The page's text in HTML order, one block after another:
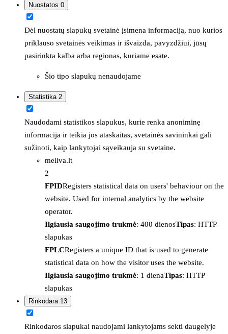
Nuostatos 0
Dėl nuostatų slapukų svetainė įsimena informaciją, nuo kurios
priklauso svetainės veikimas ir išvaizda, pavyzdžiui, jūsų
pasirinkta kalba arba regionas, kuriame esate.
Šio tipo slapukų nenaudojame
Statistika 2
Naudodami statistikos slapukus, kurie renka anoniminę
informacija ir teikia jos ataskaitas, svetainės savininkai gali
sužinoti, kaip lankytojai sąveikauja su svetaine.
meliva.lt
2
FPIDRegisters statistical data on users' behaviour on the
website. Used for internal analytics by the website
operator.
Ilgiausia saugojimo trukmė: 400 dienosTipas: HTTP
slapukas
FPLCRegisters a unique ID that is used to generate
statistical data on how the visitor uses the website.
Ilgiausia saugojimo trukmė: 1 dienaTipas: HTTP
slapukas
Rinkodara 13
Rinkodaros slapukai naudojami lankytojams sekti daugelyje